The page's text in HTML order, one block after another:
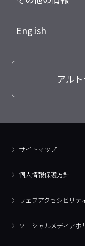
English
アル
サイトマップ
個人情報保護方針
ウェブアクセシビリテ
ソーシャルメディアポ